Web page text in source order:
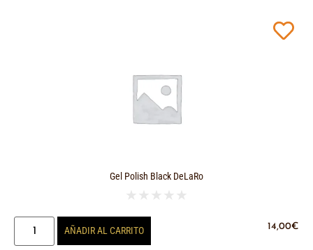
Gel Polish Black DeLaRo
★ ★ ★ ★ ★
14,00€
AÑADIR AL CARRITO